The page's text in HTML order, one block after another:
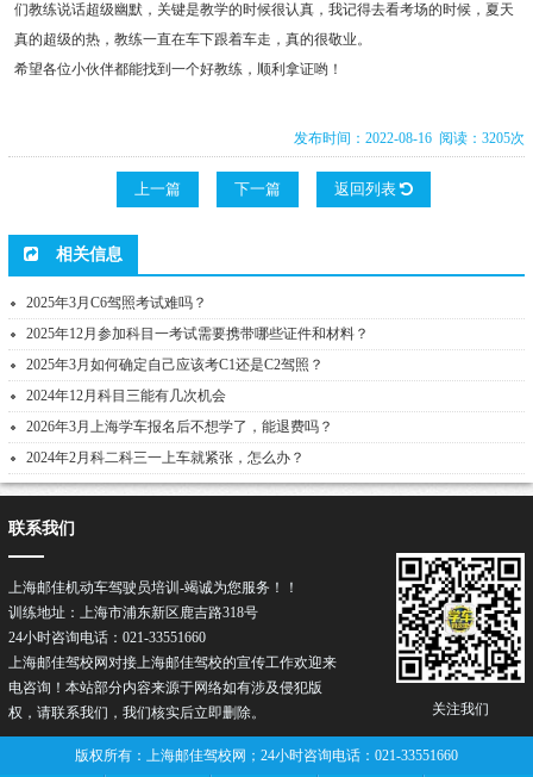
们教练说话超级幽默，关键是教学的时候很认真，我记得去看考场的时候，夏天
真的超级的热，教练一直在车下跟着车走，真的很敬业。
希望各位小伙伴都能找到一个好教练，顺利拿证哟！
发布时间：2022-08-16 阅读：3205次
上一篇 下一篇 返回列表
相关信息
2025年3月C6驾照考试难吗？
2025年12月参加科目一考试需要携带哪些证件和材料？
2025年3月如何确定自己应该考C1还是C2驾照？
2024年12月科目三能有几次机会
2026年3月上海学车报名后不想学了，能退费吗？
2024年2月科二科三一上车就紧张，怎么办？
关注我们
联系我们
上海邮佳机动车驾驶员培训-竭诚为您服务！！
训练地址：上海市浦东新区鹿吉路318号
24小时咨询电话：021-33551660
上海邮佳驾校网对接上海邮佳驾校的宣传工作欢迎来
电咨询！本站部分内容来源于网络如有涉及侵犯版
权，请联系我们，我们核实后立即删除。
版权所有：上海邮佳驾校网；24小时咨询电话：021-33551660